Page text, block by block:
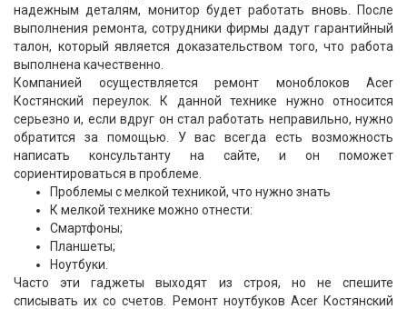
надежным деталям, монитор будет работать вновь. После
выполнения ремонта, сотрудники фирмы дадут гарантийный
талон, который является доказательством того, что работа
выполнена качественно.
Компанией осуществляется ремонт моноблоков Acer
Костянский переулок. К данной технике нужно относится
серьезно и, если вдруг он стал работать неправильно, нужно
обратится за помощью. У вас всегда есть возможность
написать консультанту на сайте, и он поможет
сориентироваться в проблеме.
Проблемы с мелкой техникой, что нужно знать
К мелкой технике можно отнести:
Смартфоны;
Планшеты;
Ноутбуки.
Часто эти гаджеты выходят из строя, но не спешите
списывать их со счетов. Ремонт ноутбуков Acer Костянский